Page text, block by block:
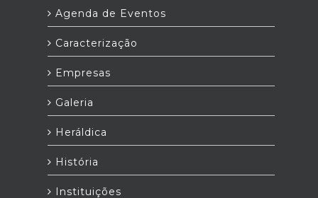
Agenda de Eventos
Caracterização
Empresas
Galeria
Heráldica
História
Instituições